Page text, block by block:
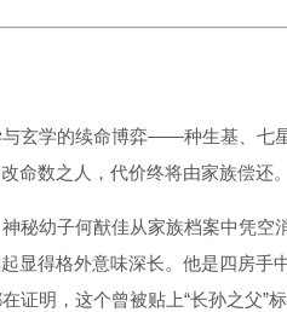
玄学的续命博弈——种生基、七
命数之人，代价终将由家族偿还。
秘幼子何猷佳从家族档案中凭
得格外意味深长。他是四房手
明，这个曾被贴上“长孙之父”